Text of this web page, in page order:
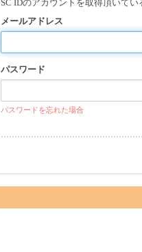
SC IDのアカウントを取得頂いて
メールアドレス
パスワード
パスワードを忘れた場合